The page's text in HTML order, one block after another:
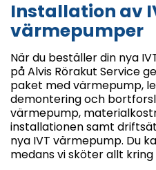
Installation av
värmepumper
När du beställer din nya
på Alvis Rörakut Service
paket med värmepump,
demontering och
värmepump,
installationen samt
nya IVT värmepump. Du
medans vi sköter allt